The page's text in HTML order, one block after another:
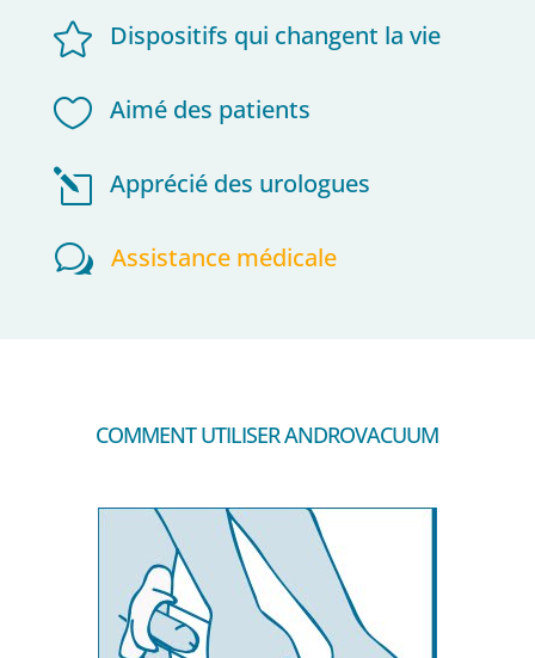
 Dispositifs qui changent la vie
 Aimé des patients
l Apprécié des urologues
w Assistance médicale
COMMENT UTILISER ANDROVACUUM